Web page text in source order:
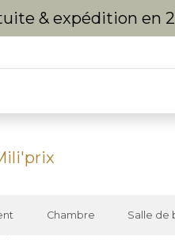
& expédition en
Chambre Salle de